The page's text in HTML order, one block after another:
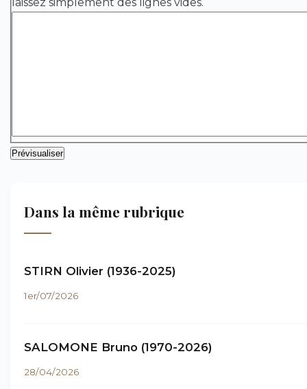
Dans la même rubrique
STIRN Olivier (1936-2025)
1er/07/2026
SALOMONE Bruno (1970-2026)
28/04/2026